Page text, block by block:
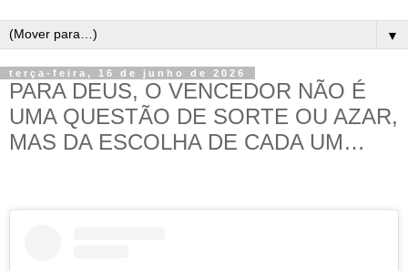
▼
terça-feira, 16 de junho de 2026
PARA DEUS, O VENCEDOR NÃO É
UMA QUESTÃO DE SORTE OU AZAR,
MAS DA ESCOLHA DE CADA UM…